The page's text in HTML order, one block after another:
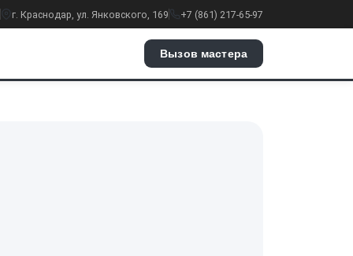
г. Краснодар, ул. Янковского, 169 +7 (861) 217-65-97
Вызов мастера